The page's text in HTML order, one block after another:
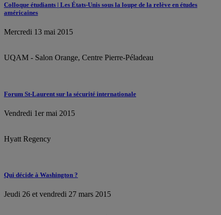
Colloque étudiants | Les États-Unis sous la loupe de la relève en études
américaines
Mercredi 13 mai 2015
UQAM - Salon Orange, Centre Pierre-Péladeau
Forum St-Laurent sur la sécurité internationale
Vendredi 1er mai 2015
Hyatt Regency
Qui décide à Washington ?
Jeudi 26 et vendredi 27 mars 2015